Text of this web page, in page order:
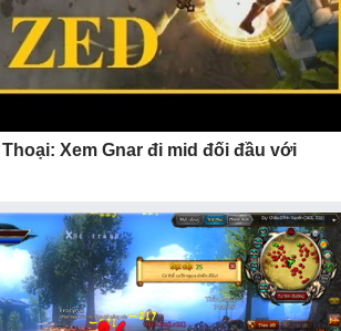
Xem Gnar đi mid đối đầu với